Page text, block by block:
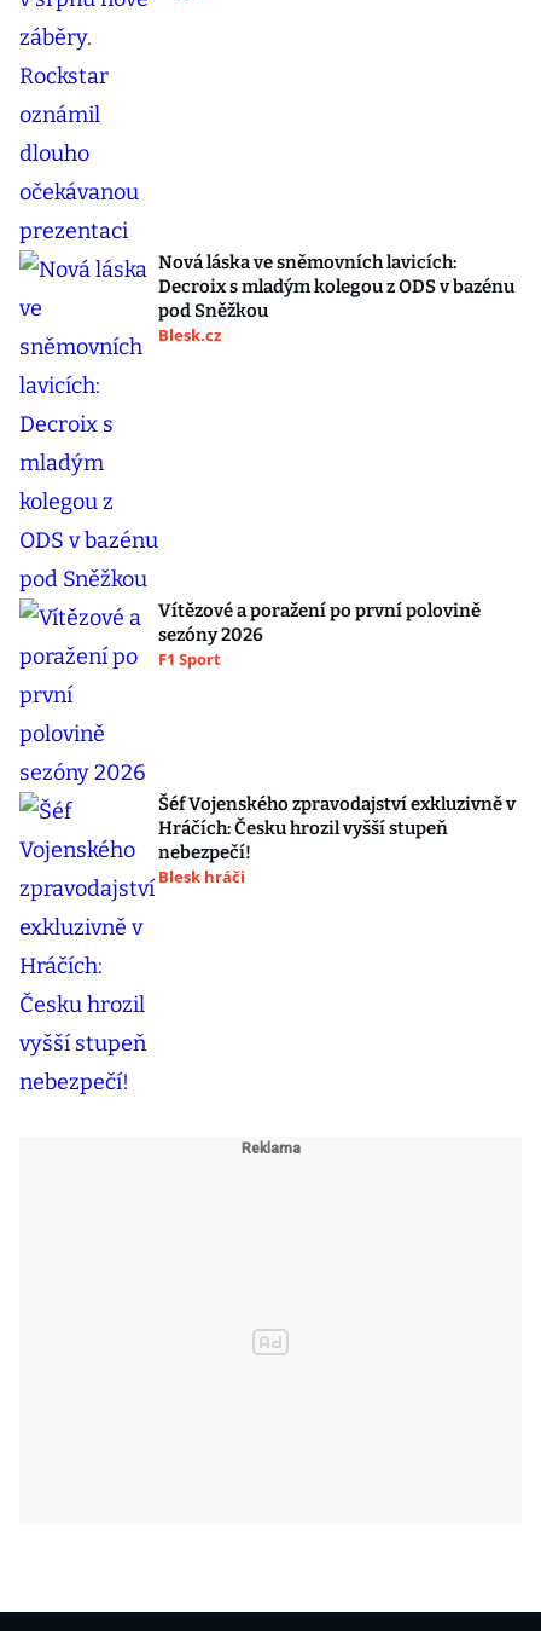
Nová láska ve sněmovních lavicích:
Decroix s mladým kolegou z ODS v bazénu
pod Sněžkou
Blesk.cz
Vítězové a poražení po první polovině
sezóny 2026
F1 Sport
Šéf Vojenského zpravodajství exkluzivně v
Hráčích: Česku hrozil vyšší stupeň
nebezpečí!
Blesk hráči